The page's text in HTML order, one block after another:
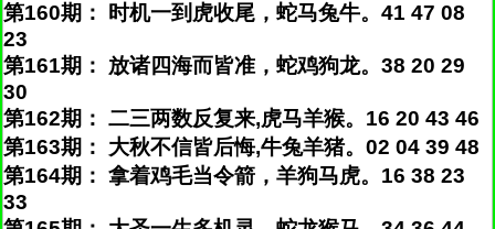
第160期： 时机一到虎收尾，蛇马兔牛。41 47 08
23
第161期： 放诸四海而皆准，蛇鸡狗龙。38 20 29
30
第162期： 二三两数反复来,虎马羊猴。16 20 43 46
第163期： 大秋不信皆后悔,牛兔羊猪。02 04 39 48
第164期： 拿着鸡毛当令箭，羊狗马虎。16 38 23
33